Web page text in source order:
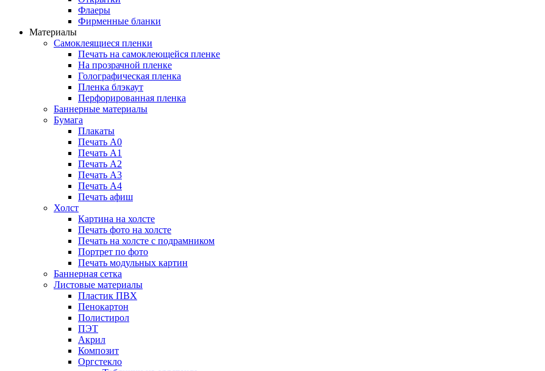
Флаеры
Фирменные бланки
Материалы
Самоклеящиеся пленки
Печать на самоклеющейся пленке
На прозрачной пленке
Голографическая пленка
Пленка блэкаут
Перфорированная пленка
Баннерные материалы
Бумага
Плакаты
Печать А0
Печать А1
Печать А2
Печать А3
Печать А4
Печать афиш
Холст
Картина на холсте
Печать фото на холсте
Печать на холсте с подрамником
Портрет по фото
Печать модульных картин
Баннерная сетка
Листовые материалы
Пластик ПВХ
Пенокартон
Полистирол
ПЭТ
Акрил
Композит
Оргстекло